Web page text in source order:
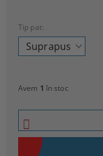
Tip pat:
Avem 1 în stoc